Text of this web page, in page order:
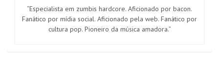
“Especialista em zumbis hardcore. Aficionado por bacon.
Fanático por mídia social. Aficionado pela web. Fanático por
cultura pop. Pioneiro da música amadora.”